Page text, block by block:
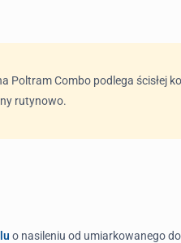
Combo podlega ścisłej
rutynowo.
o nasileniu od umiarkowanego